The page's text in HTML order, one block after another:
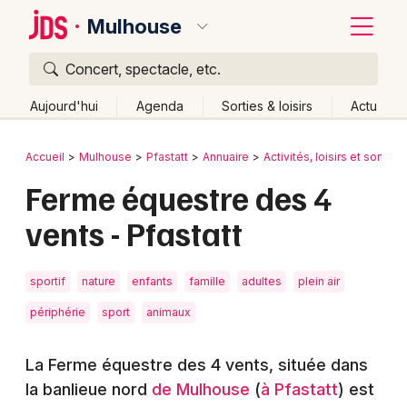
Mulhouse
Concert, spectacle, etc.
Aujourd'hui Agenda Sorties & loisirs Actu
Publier un événement
Activité & Expérience
Manifestations
Foires & salons
Bordeaux
Colmar
Lyon
Retour
Accueil Mulhouse Pfastatt Annuaire Activités, loisirs et sorties
Ferme équestre des 4
vents - Pfastatt
sportif nature enfants famille adultes plein air
périphérie sport animaux
La Ferme équestre des 4 vents, située dans
la banlieue nord de Mulhouse (à Pfastatt) est
Quoi ?
Où ?
Partout
Près de moi Changer de lieu
Quand ?